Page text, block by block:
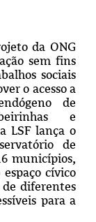
da ONG
sem fins
sociais
o acesso a
de
e
LSF lança o
de
municípios,
cívico
diferentes
para a